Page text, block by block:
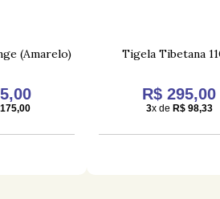
(Amarelo) Tigela Tibetana
R$ 295,00
3x de R$ 98,33